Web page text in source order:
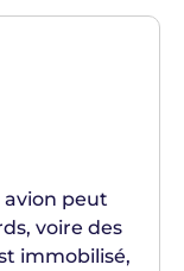
peut
voire des
immobilisé,